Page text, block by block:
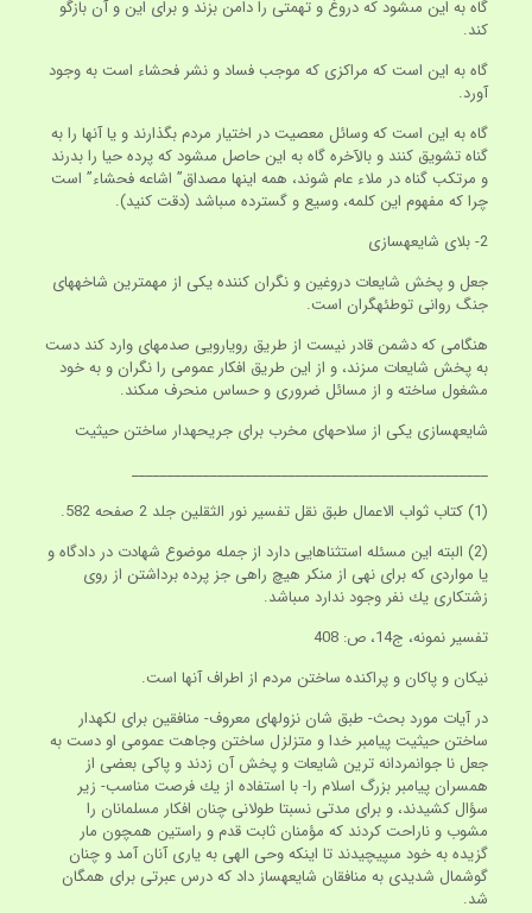
گاه به اين مى‏شود كه دروغ و تهمتى را دامن بزند و براى اين و آن بازگو
كند.
گاه به اين است كه مراكزى كه موجب فساد و نشر فحشاء است به وجود
آورد.
گاه به اين است كه وسائل معصيت در اختيار مردم بگذارند و يا آنها را به
گناه تشويق كنند و بالآخره گاه به اين حاصل مى‏شود كه پرده حيا را بدرند
و مرتكب گناه در ملاء عام شوند، همه اينها مصداق” اشاعه فحشاء” است
چرا كه مفهوم اين كلمه، وسيع و گسترده مى‏باشد (دقت كنيد).
2- بلاى شايعه‏سازى
جعل و پخش شايعات دروغين و نگران كننده يكى از مهمترين شاخه‏هاى
جنگ روانى توطئه‏گران است.
هنگامى كه دشمن قادر نيست از طريق رويارويى صدمه‏اى وارد كند دست
به پخش شايعات مى‏زند، و از اين طريق افكار عمومى را نگران و به خود
مشغول ساخته و از مسائل ضرورى و حساس منحرف مى‏كند.
شايعه‏سازى يكى از سلاحهاى مخرب براى جريحه‏دار ساختن حيثيت
__________________________________________________
(1) كتاب ثواب الاعمال طبق نقل تفسير نور الثقلين جلد 2 صفحه 582.
(2) البته اين مسئله استثناهايى دارد از جمله موضوع شهادت در دادگاه و
يا مواردى كه براى نهى از منكر هيچ راهى جز پرده برداشتن از روى
زشتكارى يك نفر وجود ندارد مى‏باشد.
تفسير نمونه، ج‏14، ص: 408
نيكان و پاكان و پراكنده ساختن مردم از اطراف آنها است.
در آيات مورد بحث- طبق شان نزولهاى معروف- منافقين براى لكه‏دار
ساختن حيثيت پيامبر خدا و متزلزل ساختن وجاهت عمومى او دست به
جعل نا جوانمردانه ترين شايعات و پخش آن زدند و پاكى بعضى از
همسران پيامبر بزرگ اسلام را- با استفاده از يك فرصت مناسب- زير
سؤال كشيدند، و براى مدتى نسبتا طولانى چنان افكار مسلمانان را
مشوب و ناراحت كردند كه مؤمنان ثابت قدم و راستين همچون مار
گزيده به خود مى‏پيچيدند تا اينكه وحى الهى به يارى آنان آمد و چنان
گوشمال شديدى به منافقان شايعه‏ساز داد كه درس عبرتى براى همگان
شد.